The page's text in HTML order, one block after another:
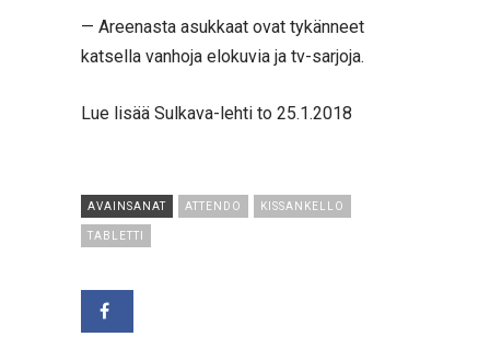
— Areenasta asukkaat ovat tykänneet
katsella vanhoja elokuvia ja tv-sarjoja.
Lue lisää Sulkava-lehti to 25.1.2018
AVAINSANAT ATTENDO KISSANKELLO
TABLETTI